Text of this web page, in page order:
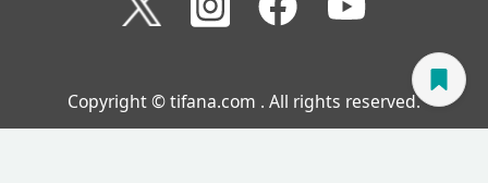
Copyright © tifana.com . All rights reserved.